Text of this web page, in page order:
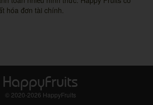
hóa đơn tài chính.
HappyFruits
© 2020-2026 HappyFruits